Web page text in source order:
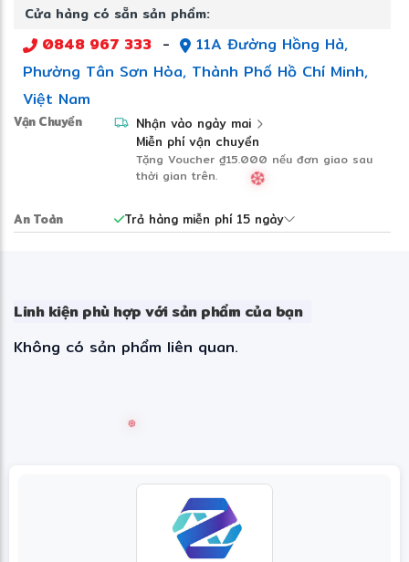
Cửa hàng có sẵn sản phẩm:
0848 967 333 -
11A Đường Hồng Hà,
Phường Tân Sơn Hòa, Thành Phố Hồ Chí Minh,
Việt Nam
Vận Chuyển
Nhận vào ngày mai
Miễn phí vận chuyển
Tặng Voucher ₫15.000 nếu đơn giao sau
thời gian trên.
An Toàn Trả hàng miễn phí 15 ngày
Linh kiện phù hợp với sản phẩm của bạn
Không có sản phẩm liên quan.